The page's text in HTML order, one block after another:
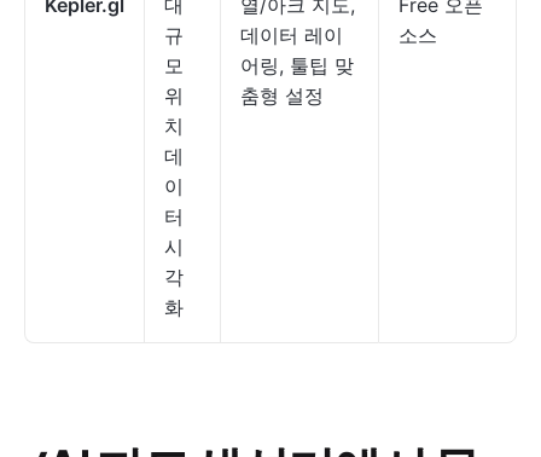
Kepler.gl
대
규
모
위
치
데
이
터
시
각
화
열/아크 지도,
데이터 레이
어링, 툴팁 맞
춤형 설정
Free 오픈
소스